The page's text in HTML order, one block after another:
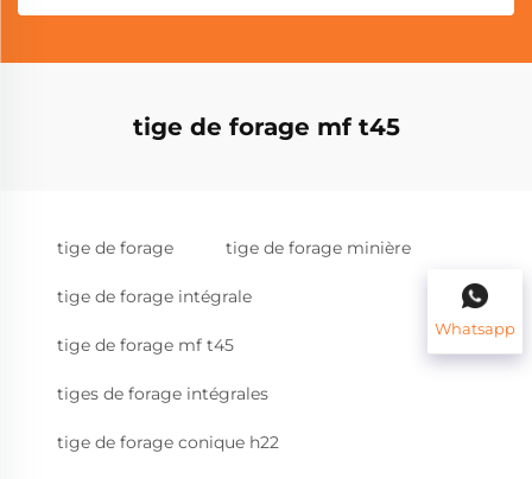
tige de forage mf t45
tige de forage tige de forage minière
tige de forage intégrale
tige de forage mf t45
tiges de forage intégrales
tige de forage conique h22
Whatsapp